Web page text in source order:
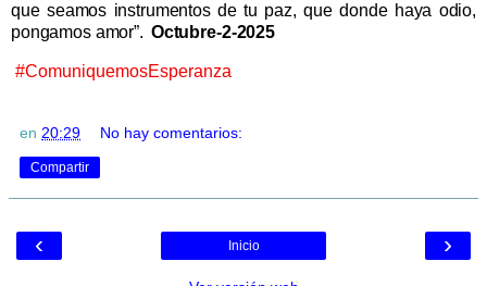
que seamos instrumentos de tu paz, que donde haya odio,
pongamos amor”. Octubre-2-2025
#ComuniquemosEsperanza
en 20:29 No hay comentarios:
Compartir
‹ ›
Inicio